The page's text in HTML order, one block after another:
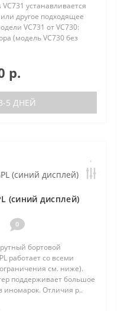
устанавливается
другое подходящее
VC731 от VC730:
(модель VC730 без
р.
5 ДНЕЙ
(синий дисплей)
0
бортовой
работает со всеми
см. ниже).
поддерживает большое
иномарок. Отличия р..